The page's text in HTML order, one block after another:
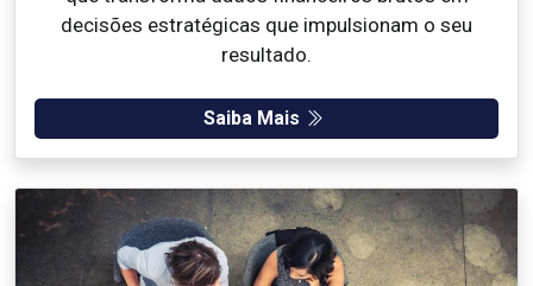
decisões estratégicas que impulsionam o seu
resultado.
Saiba Mais